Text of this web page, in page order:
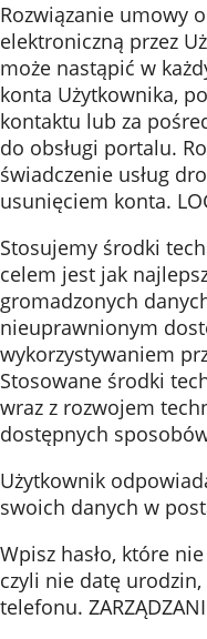
Rozwiązanie umowy
elektroniczną przez
może nastąpić w
konta Użytkownika,
kontaktu lub za
do obsługi portalu.
świadczenie usług
usunięciem konta.
Stosujemy środki
celem jest jak
gromadzonych
nieuprawnionym
wykorzystywaniem
Stosowane środki
wraz z rozwojem
dostępnych
Użytkownik
swoich danych w
Wpisz hasło, które
czyli nie datę
telefonu.